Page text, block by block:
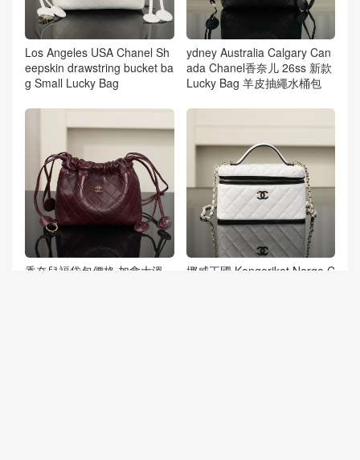
Los Angeles USA Chanel Sh
eepskin drawstring bucket ba
g Small Lucky Bag
ydney Australia Calgary Can
ada Chanel香奈儿 26ss 新款
Lucky Bag 羊皮抽繩水桶包
香奈兒福袋包價格 加拿大溫
挪威王國 Kongeriket Norge C